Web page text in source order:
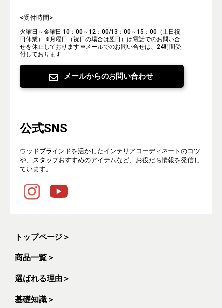
<受付時間>
火曜日～金曜日 10：00～12：00/13：00～15：00（土日祝
日休業）
※月曜日（祝日の場合は翌日）は電話でのお問い合
せを休止しております ※メールでのお問い合せは、24時間受
付しております
メールからのお問い合わせ
公式SNS
ウッドブラインドを活かしたインテリアコーディネートのコツ
や、スタッフおすすめのアイテムなど、お役だち情報を発信し
ています。
トップページ ＞
商品一覧 ＞
選ばれる理由 ＞
基礎知識 ＞